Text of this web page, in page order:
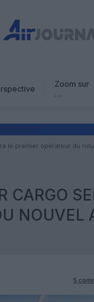
Zoom sur
…
Avis
le premier opérateur du
CARGO
NOUVEL
5